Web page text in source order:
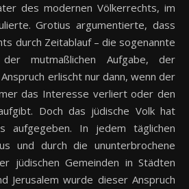
des modernen Völkerrechts, im
Grotius argumentierte, dass
durch Zeitablauf – die sogenannte
mutmaßlichen Aufgabe, der
erlischt nur dann, wenn der
das Interesse verliert oder den
Doch das jüdische Volk hat
aufgegeben. In jedem täglichen
und durch die ununterbrochene
jüdischen Gemeinden in Städten
Jerusalem wurde dieser Anspruch